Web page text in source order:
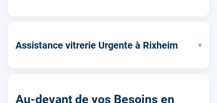
Assistance vitrerie Urgente à Rixheim ▾
Au-devant de vos Besoins en